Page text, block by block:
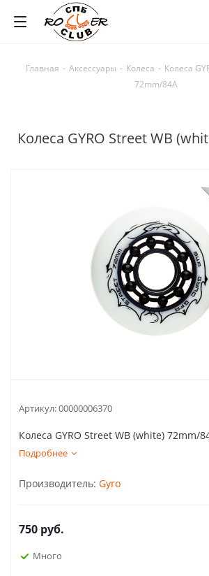
Главная - Аксессуары - Колеса - Колеса
72mm/84A
Колеса GYRO Street WB
Артикул:00000006370
Колеса GYRO Street WB (white) 72mm/
Подробнее
Производитель: Gyro
750 руб.
Много